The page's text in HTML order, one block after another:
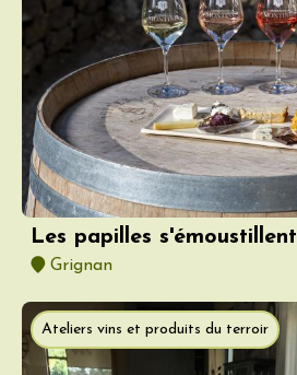
Les papilles s'émoustillent
Grignan
Ateliers vins et produits du terroir